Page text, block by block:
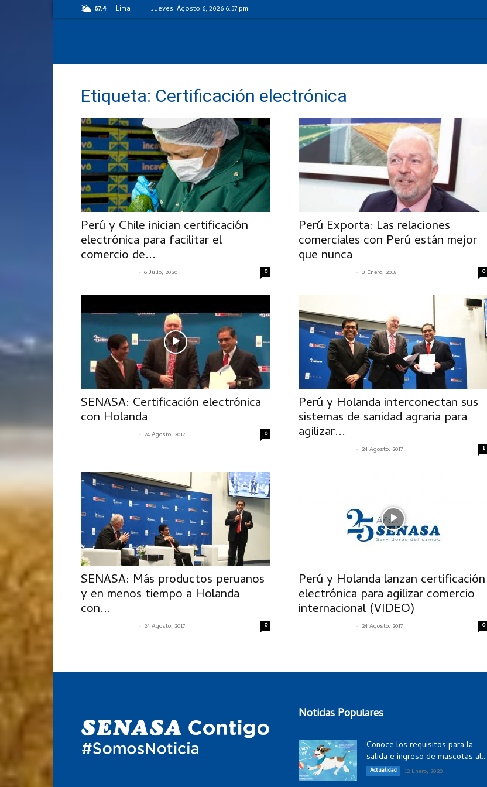
67.4 F Lima Jueves, Agosto 6, 2026 6:57 pm
Etiqueta: Certificación electrónica
Perú y Chile inician certificación
electrónica para facilitar el
comercio de...
- 6 Julio, 2020 0
Perú Exporta: Las relaciones
comerciales con Perú están mejor
que nunca
- 3 Enero, 2018 0
SENASA: Certificación electrónica
con Holanda
- 24 Agosto, 2017 0
Perú y Holanda interconectan sus
sistemas de sanidad agraria para
agilizar...
- 24 Agosto, 2017 1
SENASA: Más productos peruanos
y en menos tiempo a Holanda
con...
- 24 Agosto, 2017 0
Perú y Holanda lanzan certificación
electrónica para agilizar comercio
internacional (VIDEO)
- 24 Agosto, 2017 0
Noticias Populares
Conoce los requisitos para la
salida e ingreso de mascotas al...
Actualidad 12 Enero, 2020